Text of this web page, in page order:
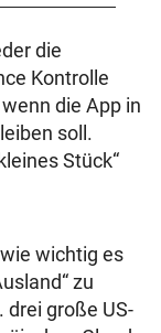
die
Kontrolle
die App in
soll.
Stück“
wichtig es
zu
drei große US-